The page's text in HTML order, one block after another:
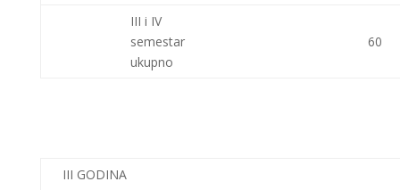
III i IV
semestar
ukupno
60
III GODINA